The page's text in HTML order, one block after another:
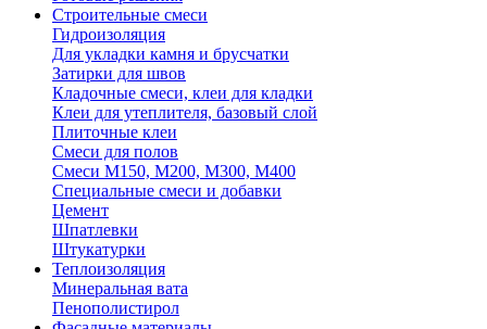
Строительные смеси
Гидроизоляция
Для укладки камня и брусчатки
Затирки для швов
Кладочные смеси, клеи для кладки
Клеи для утеплителя, базовый слой
Плиточные клеи
Смеси для полов
Смеси М150, М200, М300, М400
Специальные смеси и добавки
Цемент
Шпатлевки
Штукатурки
Теплоизоляция
Минеральная вата
Пенополистирол